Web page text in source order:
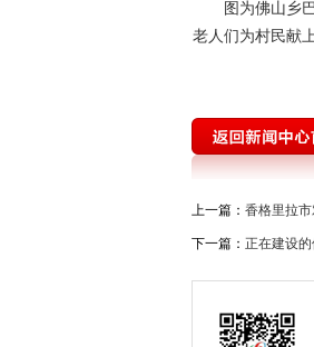
图为佛山乡
老人们为村民献
上一篇： 香格里拉
下一篇： 正在建设